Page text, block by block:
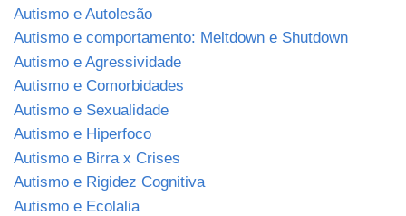
Autismo e Autolesão
Autismo e comportamento: Meltdown e Shutdown
Autismo e Agressividade
Autismo e Comorbidades
Autismo e Sexualidade
Autismo e Hiperfoco
Autismo e Birra x Crises
Autismo e Rigidez Cognitiva
Autismo e Ecolalia